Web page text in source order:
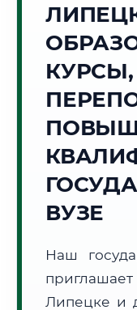
Погода в
🌅 Восход:
📍 Региональная
Почтовые индексы:
Часовой пояс:
КУРСЫ,
ВУЗЕ
Наш
Липецке и